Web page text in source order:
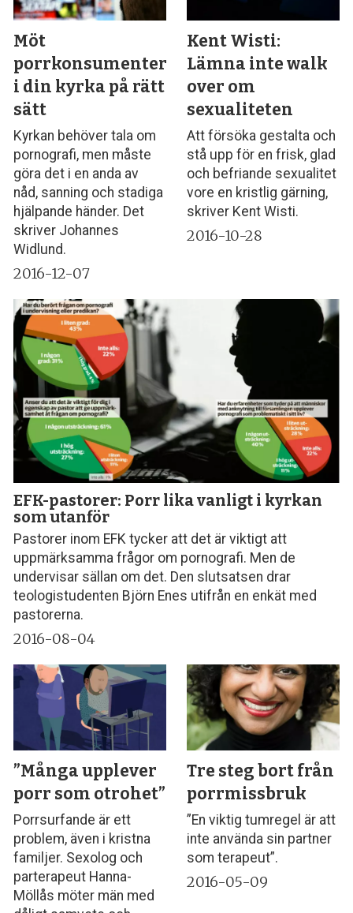
Möt
porrkonsumenterna
i din kyrka på rätt
sätt
Kyrkan behöver tala om
pornografi, men måste
göra det i en anda av
nåd, sanning och stadiga
hjälpande händer. Det
skriver Johannes
Widlund.
2016-12-07
Kent Wisti:
Lämna inte walk
over om
sexualiteten
Att försöka gestalta och
stå upp för en frisk, glad
och befriande sexualitet
vore en kristlig gärning,
skriver Kent Wisti.
2016-10-28
EFK-pastorer: Porr lika vanligt i kyrkan
som utanför
Pastorer inom EFK tycker att det är viktigt att
uppmärksamma frågor om pornografi. Men de
undervisar sällan om det. Den slutsatsen drar
teologistudenten Björn Enes utifrån en enkät med
pastorerna.
2016-08-04
”Många upplever
porr som otrohet”
Porrsurfande är ett
problem, även i kristna
familjer. Sexolog och
parterapeut Hanna­
Möllås möter män med
Tre steg bort från
porrmissbruk
”En viktig tumregel är att
inte använda sin partner
som terapeut”.
2016-05-09